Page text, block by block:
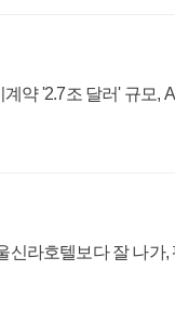
약 '2.7조 달러' 규모,
라호텔보다 잘 나가,